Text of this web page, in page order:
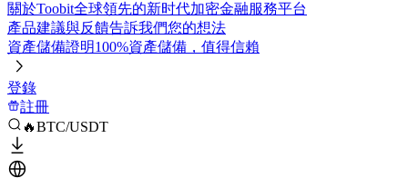
關於Toobit全球領先的新时代加密金融服務平台
產品建議與反饋告訴我們您的想法
資產儲備證明100%資產儲備，值得信賴
登錄
註冊
🔥BTC/USDT